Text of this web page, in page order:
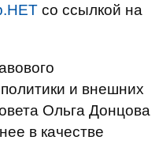
со ссылкой на
и внешних
Ольга Донцова
в качестве